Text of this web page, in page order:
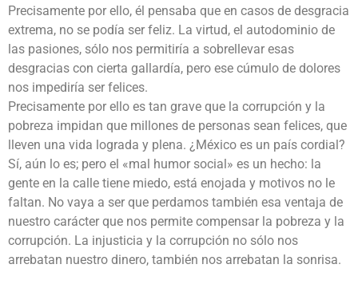
Precisamente por ello, él pensaba que en casos de desgracia
extrema, no se podía ser feliz. La virtud, el autodominio de
las pasiones, sólo nos permitiría a sobrellevar esas
desgracias con cierta gallardía, pero ese cúmulo de dolores
nos impediría ser felices.
Precisamente por ello es tan grave que la corrupción y la
pobreza impidan que millones de personas sean felices, que
lleven una vida lograda y plena. ¿México es un país cordial?
Sí, aún lo es; pero el «mal humor social» es un hecho: la
gente en la calle tiene miedo, está enojada y motivos no le
faltan. No vaya a ser que perdamos también esa ventaja de
nuestro carácter que nos permite compensar la pobreza y la
corrupción. La injusticia y la corrupción no sólo nos
arrebatan nuestro dinero, también nos arrebatan la sonrisa.